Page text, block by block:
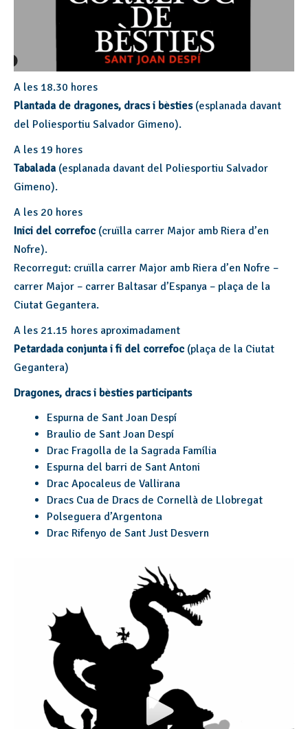
A les 18.30 hores
Plantada de dragones, dracs i bèsties(esplanada davant
del Poliesportiu Salvador Gimeno).
A les 19 hores
Tabalada (esplanada davant del Poliesportiu Salvador
Gimeno).
A les 20 hores
Inici del correfoc (cruïlla carrer Major amb Riera d’en
Nofre).
Recorregut: cruïlla carrer Major amb Riera d’en Nofre –
carrer Major – carrer Baltasar d’Espanya – plaça de la
Ciutat Gegantera.
A les 21.15 hores aproximadament
Petardada conjunta i fi del correfoc (plaça de la Ciutat
Gegantera)
Dragones, dracs i bèsties participants
Espurna de Sant Joan Despí
Braulio de Sant Joan Despí
Drac Fragolla de la Sagrada Família
Espurna del barri de Sant Antoni
Drac Apocaleus de Vallirana
Dracs Cua de Dracs de Cornellà de Llobregat
Polseguera d’Argentona
Drac Rifenyo de Sant Just Desvern